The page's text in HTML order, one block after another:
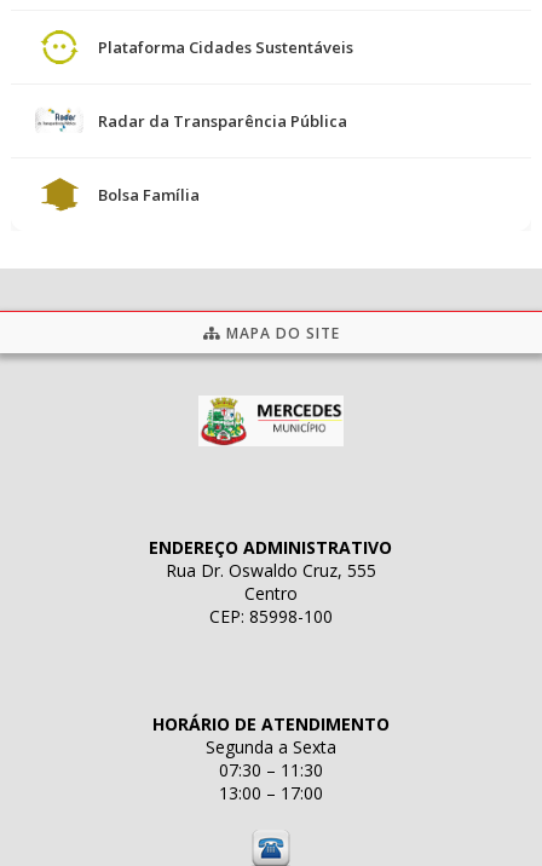
Plataforma Cidades Sustentáveis
Radar da Transparência Pública
Bolsa Família
MAPA DO SITE
ENDEREÇO ADMINISTRATIVO
Rua Dr. Oswaldo Cruz, 555
Centro
CEP: 85998-100
HORÁRIO DE ATENDIMENTO
Segunda a Sexta
07:30 – 11:30
13:00 – 17:00